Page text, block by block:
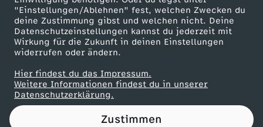
"Einstellungen/Ablehnen" fest, welchen Zwecken du
deine Zustimmung gibst und welchen nicht. Deine
Datenschutzeinstellungen kannst du jederzeit mit
Wirkung für die Zukunft in deinen Einstellungen
widerrufen oder ändern.
Hier findest du das Impressum.
Weitere Informationen findest du in unserer
Datenschutzerklärung.
Zustimmen
s
m
i
n
Partner